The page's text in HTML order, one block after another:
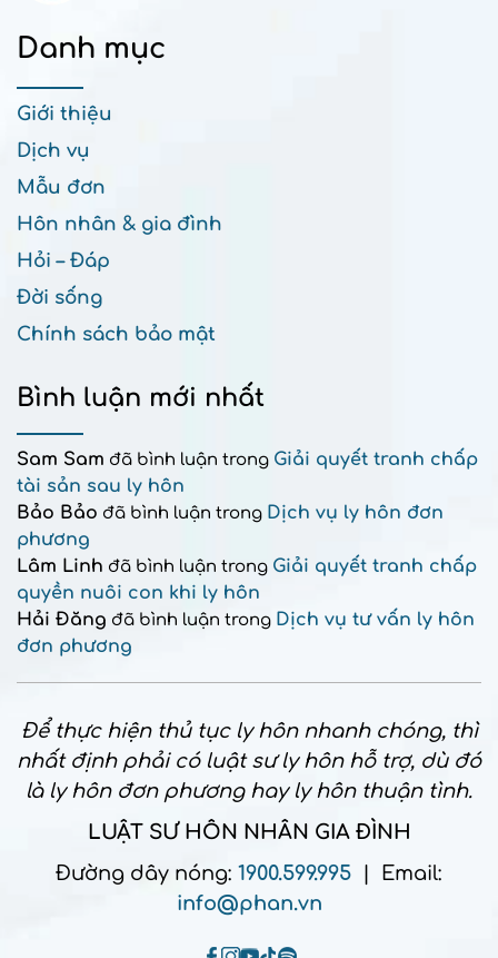
Danh mục
Giới thiệu
Dịch vụ
Mẫu đơn
Hôn nhân & gia đình
Hỏi – Đáp
Đời sống
Chính sách bảo mật
Bình luận mới nhất
Sam Sam đã bình luận trong Giải quyết tranh chấp
tài sản sau ly hôn
Bảo Bảo đã bình luận trong Dịch vụ ly hôn đơn
phương
Lâm Linh đã bình luận trong Giải quyết tranh chấp
quyền nuôi con khi ly hôn
Hải Đăng đã bình luận trong Dịch vụ tư vấn ly hôn
đơn phương
Để thực hiện thủ tục ly hôn nhanh chóng, thì
nhất định phải có luật sư ly hôn hỗ trợ, dù đó
là ly hôn đơn phương hay ly hôn thuận tình.
LUẬT SƯ HÔN NHÂN GIA ĐÌNH
Đường dây nóng: 1900.599.995 | Email:
info@phan.vn